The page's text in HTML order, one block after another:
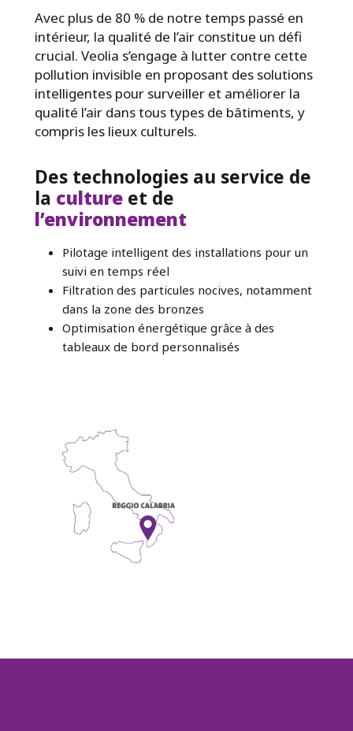
Avec plus de 80 % de notre temps passé en
intérieur, la qualité de l’air constitue un défi
crucial. Veolia s’engage à lutter contre cette
pollution invisible en proposant des solutions
intelligentes pour surveiller et améliorer la
qualité l’air dans tous types de bâtiments, y
compris les lieux culturels.
Des technologies au service de
la culture et de
l’environnement
Pilotage intelligent des installations pour un
suivi en temps réel
Filtration des particules nocives, notamment
dans la zone des bronzes
Optimisation énergétique grâce à des
tableaux de bord personnalisés